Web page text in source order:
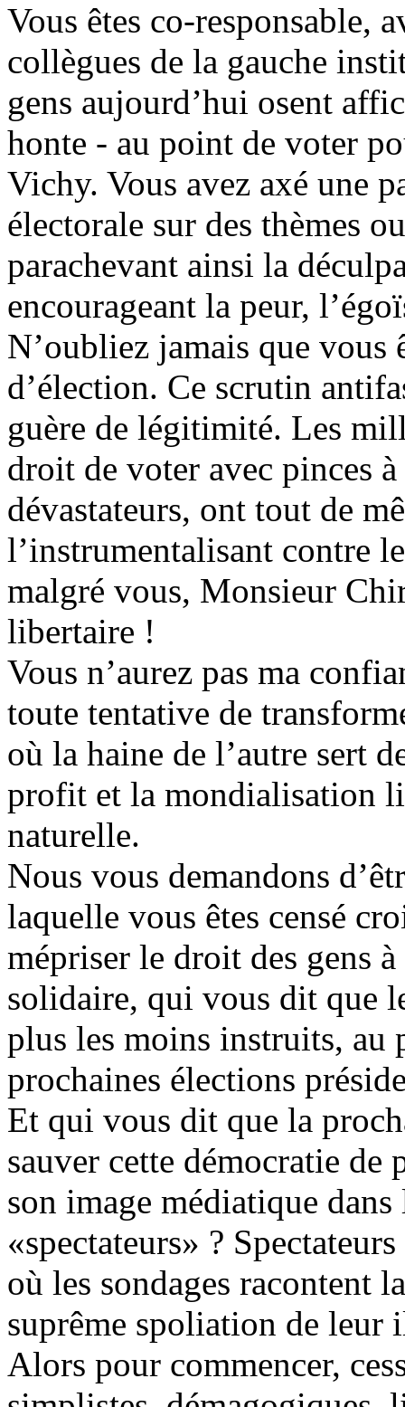
Vous êtes co-responsable,
collègues de la gauche
gens aujourd’hui osent
honte - au point de voter
Vichy. Vous avez axé une
électorale sur des thèmes
parachevant ainsi la
encourageant la peur,
N’oubliez jamais que vous
d’élection. Ce scrutin
guère de légitimité. Les
droit de voter avec pinces
dévastateurs, ont tout de
l’instrumentalisant contre
malgré vous, Monsieur
libertaire !
Vous n’aurez pas ma
toute tentative de
où la haine de l’autre sert
profit et la mondialisation
naturelle.
Nous vous demandons
laquelle vous êtes censé
mépriser le droit des gens
solidaire, qui vous dit que
plus les moins instruits, au
prochaines élections
Et qui vous dit que la
sauver cette démocratie de
son image médiatique
«spectateurs» ?
où les sondages racontent
suprême spoliation de
Alors pour commencer,